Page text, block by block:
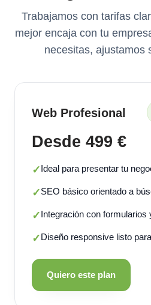
Trabajamos con tarifas
mejor encaja con tu
necesitas, ajustamos
Web Profesional
Desde 499 €
✓Ideal para presentar tu
✓SEO básico orientado a
✓Integración con formularios
✓Diseño responsive listo
Quiero este plan